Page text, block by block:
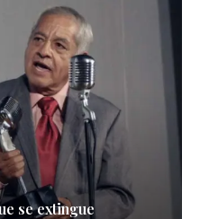
se extingue